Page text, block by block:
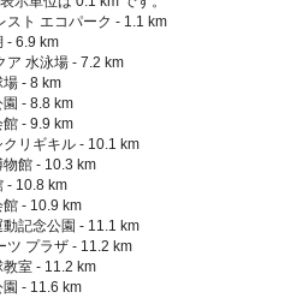
スト エコパーク - 1.1 km
- 6.9 km
ア 水泳場 - 7.2 km
- 8 km
- 8.8 km
- 9.9 km
リギキル - 10.1 km
物館 - 10.3 km
- 10.8 km
館 - 10.9 km
動記念公園 - 11.1 km
ツ プラザ - 11.2 km
室 - 11.2 km
園 - 11.6 km